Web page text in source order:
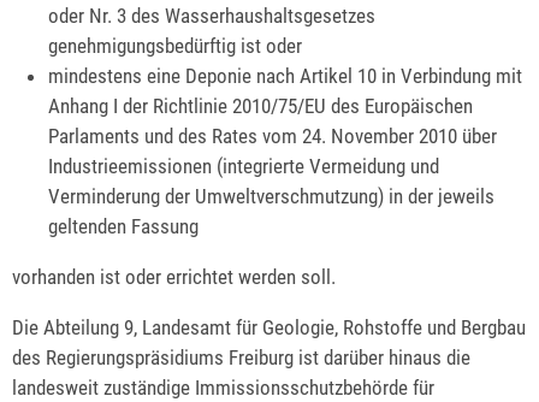
oder Nr. 3 des Wasserhaushaltsgesetzes
genehmigungsbedürftig ist oder
mindestens eine Deponie nach Artikel 10 in Verbindung mit
Anhang I der Richtlinie 2010/75/EU des Europäischen
Parlaments und des Rates vom 24. November 2010 über
Industrieemissionen (integrierte Vermeidung und
Verminderung der Umweltverschmutzung) in der jeweils
geltenden Fassung
vorhanden ist oder errichtet werden soll.
Die Abteilung 9, Landesamt für Geologie, Rohstoffe und Bergbau
des Regierungspräsidiums Freiburg ist darüber hinaus die
landesweit zuständige Immissionsschutzbehörde für